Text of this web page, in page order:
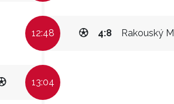
12:48 Rakouský
4:8
13:04